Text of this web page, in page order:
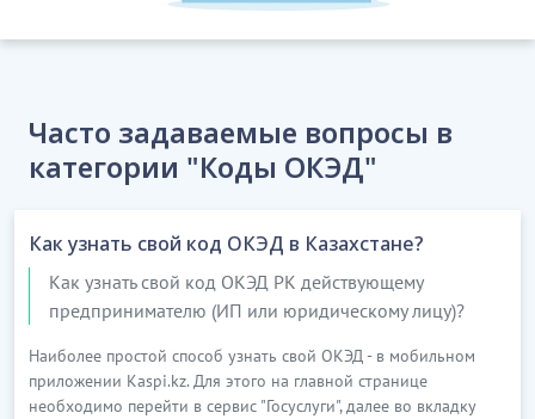
Часто задаваемые вопросы в
категории "Коды ОКЭД"
Как узнать свой код ОКЭД в Казахстане?
Как узнать свой код ОКЭД РК действующему
предпринимателю (ИП или юридическому лицу)?
Наиболее простой способ узнать свой ОКЭД - в мобильном
приложении Kaspi.kz. Для этого на главной странице
необходимо перейти в сервис "Госуслуги", далее во вкладку